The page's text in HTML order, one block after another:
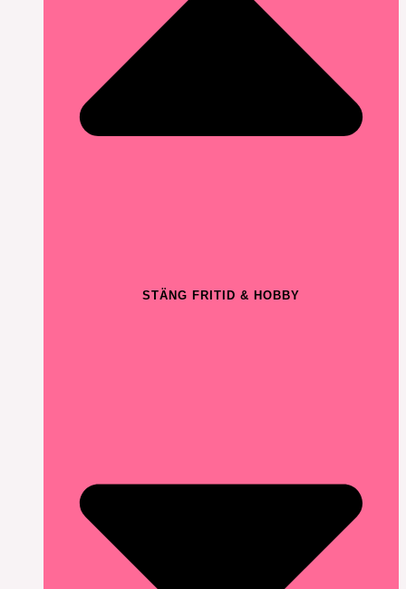
STÄNG FRITID & HOBBY